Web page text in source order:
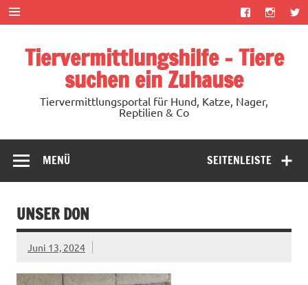
Zum
Inhalt
springen
Tiervermittlungshilfe – Tiere
suchen ein Zuhause
Tiervermittlungsportal für Hund, Katze, Nager,
Reptilien & Co
SEITENLEISTE
MENÜ
UNSER DON
Juni 13, 2024